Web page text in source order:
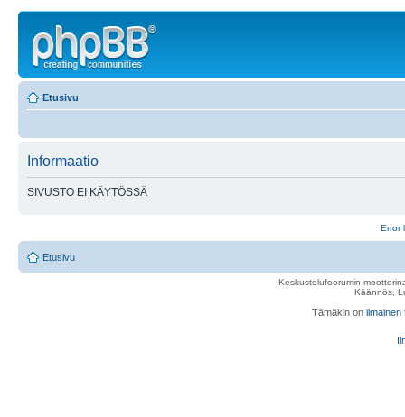
Etusivu
Informaatio
SIVUSTO EI KÄYTÖSSÄ
Error
Etusivu
Keskustelufoorumin
Käännös,
Tämäkin on ilmainen